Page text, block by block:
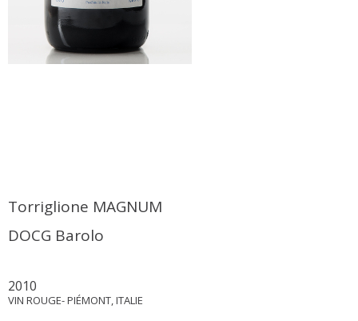
Torriglione MAGNUM
DOCG Barolo
2010
VIN ROUGE- PIÉMONT, ITALIE